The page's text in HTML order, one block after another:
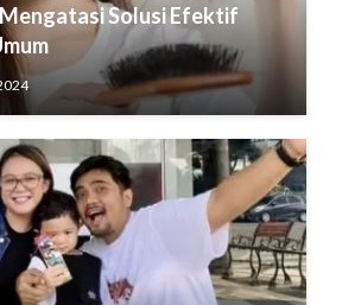
Solusi Efektif